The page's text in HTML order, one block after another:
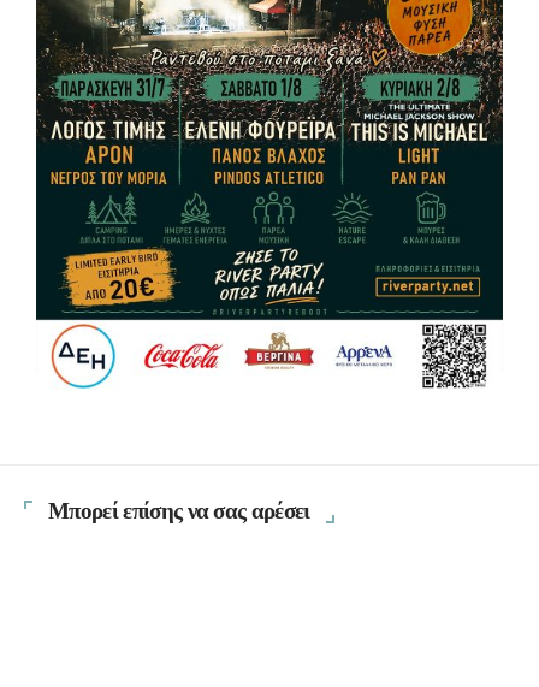
Μπορεί επίσης να σας αρέσει